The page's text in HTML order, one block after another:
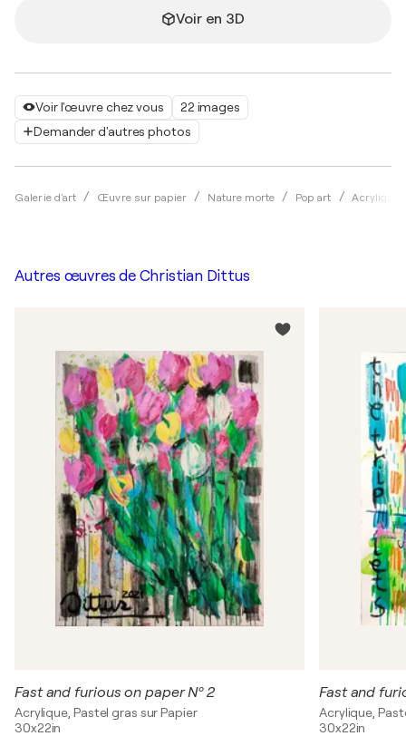
Voir l'œuvre chez vous
22 images
Demander d'autres photos
Galerie d'art Œuvre sur papier Nature morte Pop art Acrylique
Voir en 3D
Autres œuvres de Christian Dittus
Fast and furious on paper Nº 2
Acrylique, Pastel gras sur Papier
30x22in
Fast and
Acrylique,
30x22in